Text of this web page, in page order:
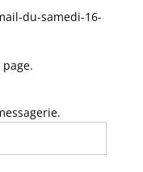
du-samedi-16-